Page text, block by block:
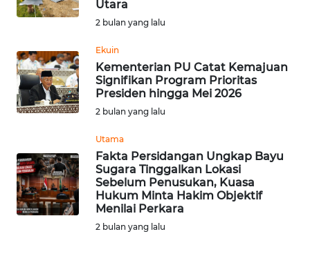
Utara
2 bulan yang lalu
Ekuin
Kementerian PU Catat Kemajuan
Signifikan Program Prioritas
Presiden hingga Mei 2026
2 bulan yang lalu
Utama
Fakta Persidangan Ungkap Bayu
Sugara Tinggalkan Lokasi
Sebelum Penusukan, Kuasa
Hukum Minta Hakim Objektif
Menilai Perkara
2 bulan yang lalu
WN
MALUT
WN
DANAU
TOBA